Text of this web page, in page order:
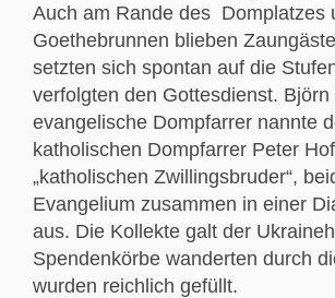
Auch am Rande des Domplatzes
Goethebrunnen blieben
setzten sich spontan auf die
verfolgten den Gottesdienst. Björn
evangelische Dompfarrer nannte
katholischen Dompfarrer Peter
„katholischen Zwillingsbruder“,
Evangelium zusammen in einer
aus. Die Kollekte galt der
Spendenkörbe wanderten durch
wurden reichlich gefüllt.